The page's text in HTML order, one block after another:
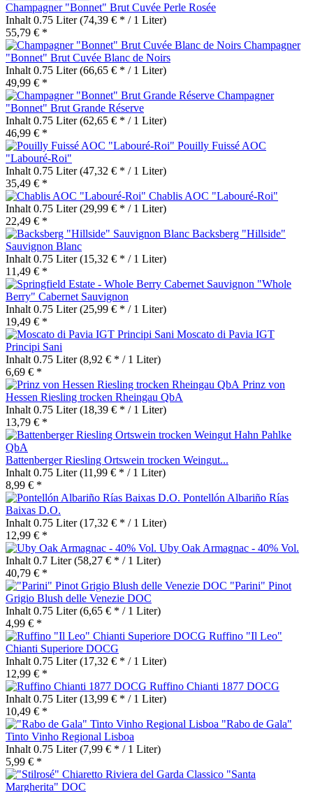
Champagner "Bonnet" Brut Cuvée Perle Rosée
Inhalt 0.75 Liter(74,39 € * / 1 Liter)
55,79 € *
Champagner
"Bonnet" Brut Cuvée Blanc de Noirs
Inhalt 0.75 Liter(66,65 € * / 1 Liter)
49,99 € *
Champagner
"Bonnet" Brut Grande Réserve
Inhalt 0.75 Liter(62,65 € * / 1 Liter)
46,99 € *
Pouilly Fuissé AOC
"Labouré-Roi"
Inhalt 0.75 Liter(47,32 € * / 1 Liter)
35,49 € *
Chablis AOC "Labouré-Roi"
Inhalt 0.75 Liter(29,99 € * / 1 Liter)
22,49 € *
Backsberg "Hillside"
Sauvignon Blanc
Inhalt 0.75 Liter(15,32 € * / 1 Liter)
11,49 € *
"Whole
Berry" Cabernet Sauvignon
Inhalt 0.75 Liter(25,99 € * / 1 Liter)
19,49 € *
Moscato di Pavia IGT
Principi Sani
Inhalt 0.75 Liter(8,92 € * / 1 Liter)
6,69 € *
Prinz von
Hessen Riesling trocken Rheingau QbA
Inhalt 0.75 Liter(18,39 € * / 1 Liter)
13,79 € *
Battenberger Riesling Ortswein trocken Weingut...
Inhalt 0.75 Liter(11,99 € * / 1 Liter)
8,99 € *
Pontellón Albariño Rías
Baixas D.O.
Inhalt 0.75 Liter(17,32 € * / 1 Liter)
12,99 € *
Uby Oak Armagnac - 40% Vol.
Inhalt 0.7 Liter(58,27 € * / 1 Liter)
40,79 € *
"Parini" Pinot
Grigio Blush delle Venezie DOC
Inhalt 0.75 Liter(6,65 € * / 1 Liter)
4,99 € *
Ruffino "Il Leo"
Chianti Superiore DOCG
Inhalt 0.75 Liter(17,32 € * / 1 Liter)
12,99 € *
Ruffino Chianti 1877 DOCG
Inhalt 0.75 Liter(13,99 € * / 1 Liter)
10,49 € *
"Rabo de Gala"
Tinto Vinho Regional Lisboa
Inhalt 0.75 Liter(7,99 € * / 1 Liter)
5,99 € *